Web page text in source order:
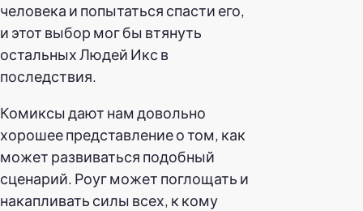
человека и попытаться спасти его,
и этот выбор мог бы втянуть
остальных Людей Икс в
последствия.
Комиксы дают нам довольно
хорошее представление о том, как
может развиваться подобный
сценарий. Роуг может поглощать и
накапливать силы всех, к кому